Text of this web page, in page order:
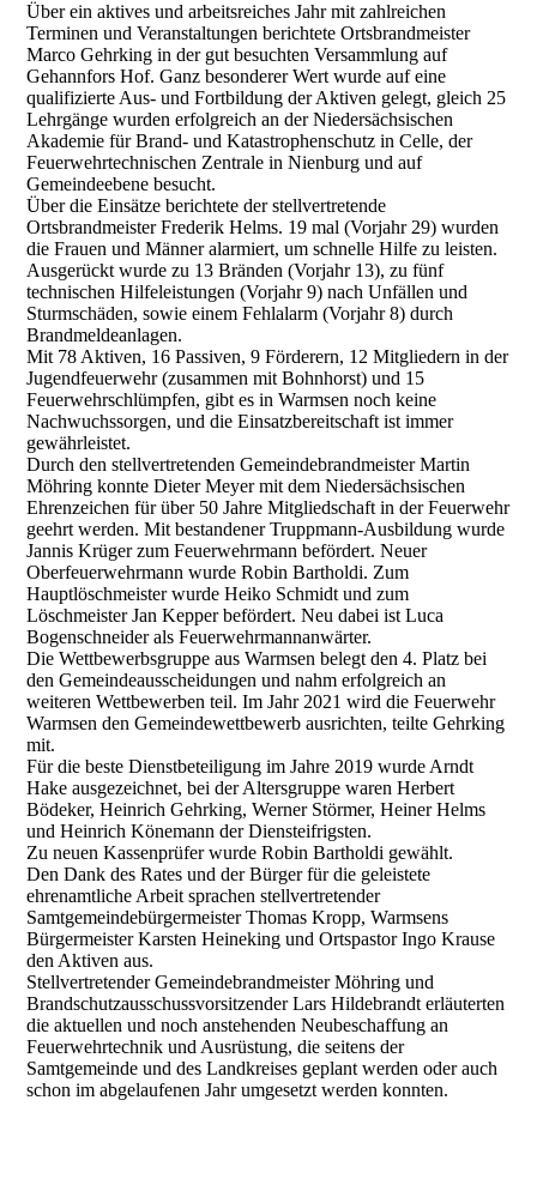
Über ein aktives und arbeitsreiches Jahr mit zahlreichen
Terminen und Veranstaltungen berichtete Ortsbrandmeister
Marco Gehrking in der gut besuchten Versammlung auf
Gehannfors Hof. Ganz besonderer Wert wurde auf eine
qualifizierte Aus- und Fortbildung der Aktiven gelegt, gleich 25
Lehrgänge wurden erfolgreich an der Niedersächsischen
Akademie für Brand- und Katastrophenschutz in Celle, der
Feuerwehrtechnischen Zentrale in Nienburg und auf
Gemeindeebene besucht.
Über die Einsätze berichtete der stellvertretende
Ortsbrandmeister Frederik Helms. 19 mal (Vorjahr 29) wurden
die Frauen und Männer alarmiert, um schnelle Hilfe zu leisten.
Ausgerückt wurde zu 13 Bränden (Vorjahr 13), zu fünf
technischen Hilfeleistungen (Vorjahr 9) nach Unfällen und
Sturmschäden, sowie einem Fehlalarm (Vorjahr 8) durch
Brandmeldeanlagen.
Mit 78 Aktiven, 16 Passiven, 9 Förderern, 12 Mitgliedern in der
Jugendfeuerwehr (zusammen mit Bohnhorst) und 15
Feuerwehrschlümpfen, gibt es in Warmsen noch keine
Nachwuchssorgen, und die Einsatzbereitschaft ist immer
gewährleistet.
Durch den stellvertretenden Gemeindebrandmeister Martin
Möhring konnte Dieter Meyer mit dem Niedersächsischen
Ehrenzeichen für über 50 Jahre Mitgliedschaft in der Feuerwehr
geehrt werden. Mit bestandener Truppmann-Ausbildung wurde
Jannis Krüger zum Feuerwehrmann befördert. Neuer
Oberfeuerwehrmann wurde Robin Bartholdi. Zum
Hauptlöschmeister wurde Heiko Schmidt und zum
Löschmeister Jan Kepper befördert. Neu dabei ist Luca
Bogenschneider als Feuerwehrmannanwärter.
Die Wettbewerbsgruppe aus Warmsen belegt den 4. Platz bei
den Gemeindeausscheidungen und nahm erfolgreich an
weiteren Wettbewerben teil. Im Jahr 2021 wird die Feuerwehr
Warmsen den Gemeindewettbewerb ausrichten, teilte Gehrking
mit.
Für die beste Dienstbeteiligung im Jahre 2019 wurde Arndt
Hake ausgezeichnet, bei der Altersgruppe waren Herbert
Bödeker, Heinrich Gehrking, Werner Störmer, Heiner Helms
und Heinrich Könemann der Diensteifrigsten.
Zu neuen Kassenprüfer wurde Robin Bartholdi gewählt.
Den Dank des Rates und der Bürger für die geleistete
ehrenamtliche Arbeit sprachen stellvertretender
Samtgemeindebürgermeister Thomas Kropp, Warmsens
Bürgermeister Karsten Heineking und Ortspastor Ingo Krause
den Aktiven aus.
Stellvertretender Gemeindebrandmeister Möhring und
Brandschutzausschussvorsitzender Lars Hildebrandt erläuterten
die aktuellen und noch anstehenden Neubeschaffung an
Feuerwehrtechnik und Ausrüstung, die seitens der
Samtgemeinde und des Landkreises geplant werden oder auch
schon im abgelaufenen Jahr umgesetzt werden konnten.